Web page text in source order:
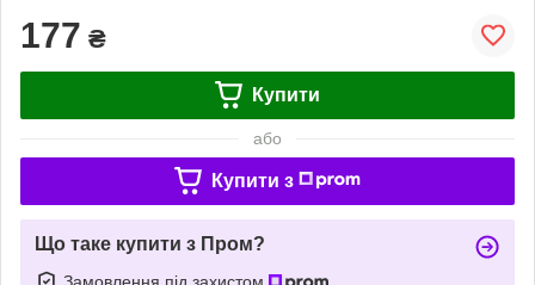
177 ₴
Купити
або
Купити з
Що таке купити з Пром?
Замовлення під захистом